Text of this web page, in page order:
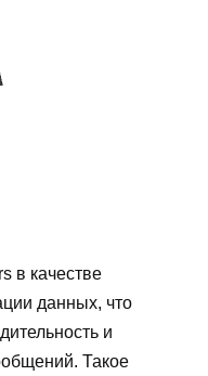
в качестве
данных, что
и
Такое